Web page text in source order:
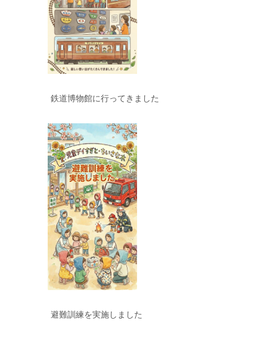
鉄道博物館に行ってきました
避難訓練を実施しました